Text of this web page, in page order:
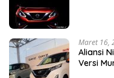
Maret 16,
Aliansi
Versi